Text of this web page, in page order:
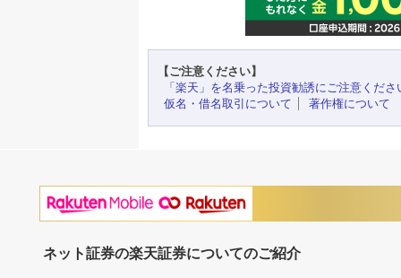
【ご注意ください】
「楽天」を名乗った投資勧誘にご注意くださ
仮名・借名取引について
著作権について
ネット証券の楽天証券についてのご紹介